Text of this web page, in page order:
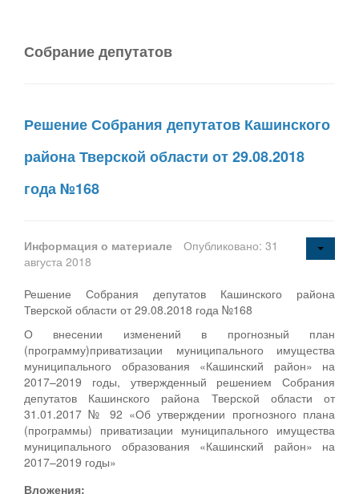
Собрание депутатов
Решение Собрания депутатов Кашинского
района Тверской области от 29.08.2018
года №168
Информация о материале
Опубликовано: 31
августа 2018
Решение Собрания депутатов Кашинского района
Тверской области от 29.08.2018 года №168
О внесении изменений в прогнозный план
(программу)приватизации муниципального имущества
муниципального образования «Кашинский район» на
2017–2019 годы, утвержденный решением Собрания
депутатов Кашинского района Тверской области от
31.01.2017 № 92 «Об утверждении прогнозного плана
(программы) приватизации муниципального имущества
муниципального образования «Кашинский район» на
2017–2019 годы»
Вложения: